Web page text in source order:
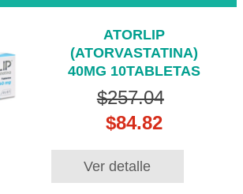
ATORLIP
(ATORVASTATINA)
40MG 10TABLETAS
$257.04
$84.82
Ver detalle